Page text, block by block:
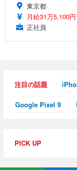
東京都
月給31万5,100
正社員
注目の話題
Google Pixel 9
PICK UP